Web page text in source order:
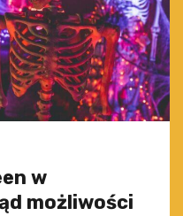
w
możliwości